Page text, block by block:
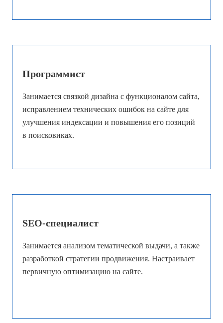
Программист
Занимается связкой дизайна с функционалом сайта,
исправлением технических ошибок на сайте для
улучшения индексации и повышения его позиций
в поисковиках.
SEO-специалист
Занимается анализом тематической выдачи, а также
разработкой стратегии продвижения. Настраивает
первичную оптимизацию на сайте.